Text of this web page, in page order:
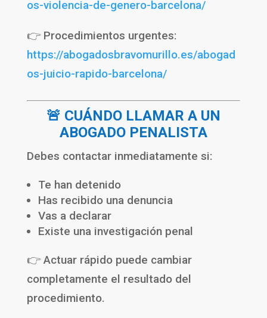
os-violencia-de-genero-barcelona/
👉 Procedimientos urgentes:
https://abogadosbravomurillo.es/abogad
os-juicio-rapido-barcelona/
🚨 CUÁNDO LLAMAR A UN
ABOGADO PENALISTA
Debes contactar inmediatamente si:
Te han detenido
Has recibido una denuncia
Vas a declarar
Existe una investigación penal
👉 Actuar rápido puede cambiar
completamente el resultado del
procedimiento.